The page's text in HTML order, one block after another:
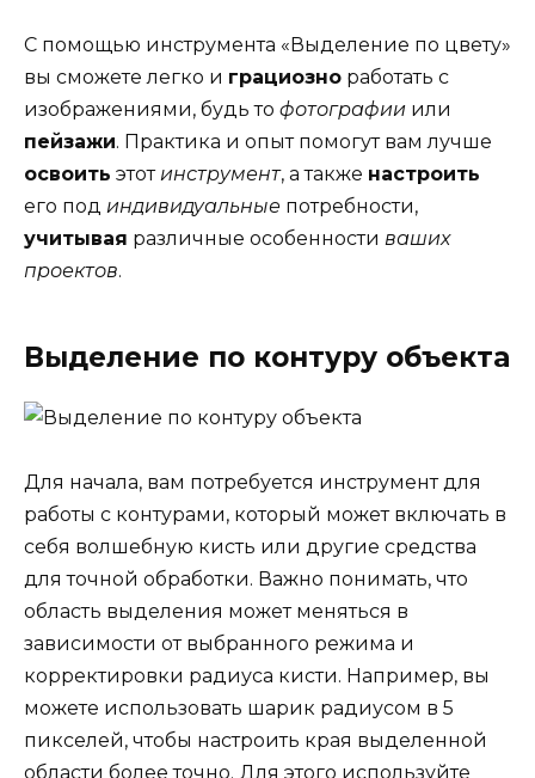
С помощью инструмента «Выделение по цвету»
вы сможете легко и грациозно работать с
изображениями, будь то фотографии или
пейзажи. Практика и опыт помогут вам лучше
освоить этотинструмент, а также настроить
его под индивидуальные потребности,
учитывая различные особенности ваших
проектов.
Выделение по контуру объекта
Для начала, вам потребуется инструмент для
работы с контурами, который может включать в
себя волшебную кисть или другие средства
для точной обработки. Важно понимать, что
область выделения может меняться в
зависимости от выбранного режима и
корректировки радиуса кисти. Например, вы
можете использовать шарик радиусом в 5
пикселей, чтобы настроить края выделенной
области более точно. Для этого используйте